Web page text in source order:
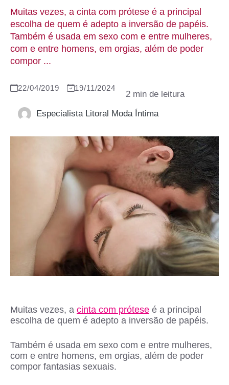
Muitas vezes, a cinta com prótese é a principal
escolha de quem é adepto a inversão de papéis.
Também é usada em sexo com e entre mulheres,
com e entre homens, em orgias, além de poder
compor ...
22/04/2019 19/11/2024
Especialista Litoral Moda Íntima
Muitas vezes, a cinta com prótese é a principal
escolha de quem é adepto a inversão de papéis.
Também é usada em sexo com e entre mulheres,
com e entre homens, em orgias, além de poder
compor fantasias sexuais.